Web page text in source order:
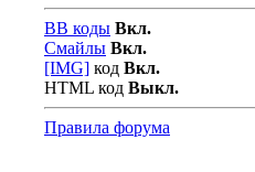
BB коды Вкл.
Смайлы Вкл.
[IMG] код Вкл.
HTML код Выкл.
Правила форума